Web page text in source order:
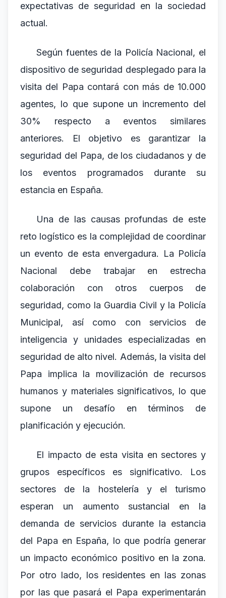
expectativas de seguridad en la sociedad
actual.
Según fuentes de la Policía Nacional, el
dispositivo de seguridad desplegado para la
visita del Papa contará con más de 10.000
agentes, lo que supone un incremento del
30% respecto a eventos similares
anteriores. El objetivo es garantizar la
seguridad del Papa, de los ciudadanos y de
los eventos programados durante su
estancia en España.
Una de las causas profundas de este
reto logístico es la complejidad de coordinar
un evento de esta envergadura. La Policía
Nacional debe trabajar en estrecha
colaboración con otros cuerpos de
seguridad, como la Guardia Civil y la Policía
Municipal, así como con servicios de
inteligencia y unidades especializadas en
seguridad de alto nivel. Además, la visita del
Papa implica la movilización de recursos
humanos y materiales significativos, lo que
supone un desafío en términos de
planificación y ejecución.
El impacto de esta visita en sectores y
grupos específicos es significativo. Los
sectores de la hostelería y el turismo
esperan un aumento sustancial en la
demanda de servicios durante la estancia
del Papa en España, lo que podría generar
un impacto económico positivo en la zona.
Por otro lado, los residentes en las zonas
por las que pasará el Papa experimentarán